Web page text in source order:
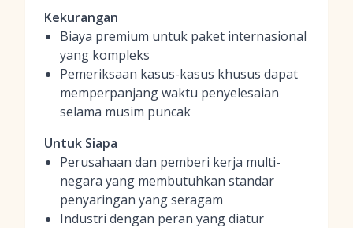
Kekurangan
Biaya premium untuk paket internasional
yang kompleks
Pemeriksaan kasus-kasus khusus dapat
memperpanjang waktu penyelesaian
selama musim puncak
Untuk Siapa
Perusahaan dan pemberi kerja multi-
negara yang membutuhkan standar
penyaringan yang seragam
Industri dengan peran yang diatur